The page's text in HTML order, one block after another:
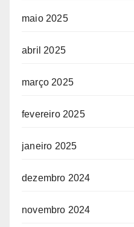
maio 2025
abril 2025
março 2025
fevereiro 2025
janeiro 2025
dezembro 2024
novembro 2024